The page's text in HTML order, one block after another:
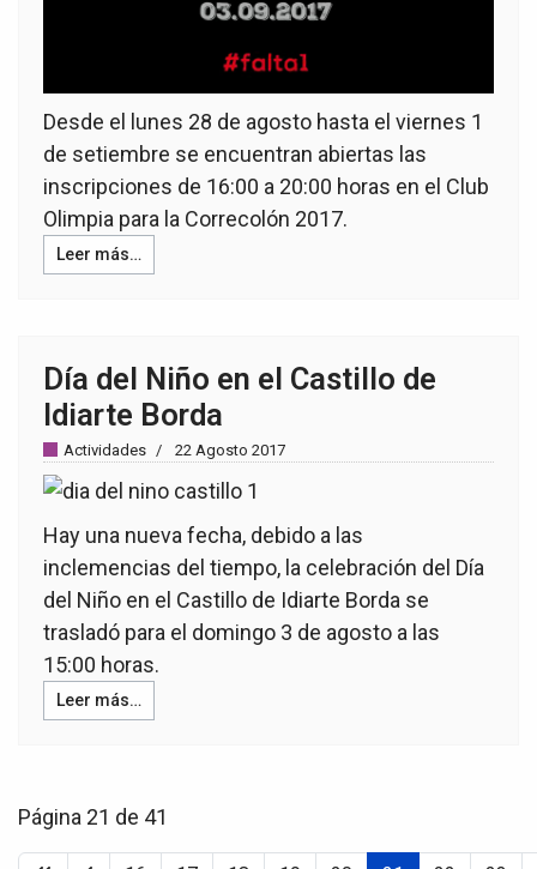
Desde el lunes 28 de agosto hasta el viernes 1
de setiembre se encuentran abiertas las
inscripciones de 16:00 a 20:00 horas en el Club
Olimpia para la Correcolón 2017.
Leer más…
Día del Niño en el Castillo de
Idiarte Borda
Actividades 22 Agosto 2017
Hay una nueva fecha, debido a las
inclemencias del tiempo, la celebración del Día
del Niño en el Castillo de Idiarte Borda se
trasladó para el domingo 3 de agosto a las
15:00 horas.
Leer más…
Página 21 de 41